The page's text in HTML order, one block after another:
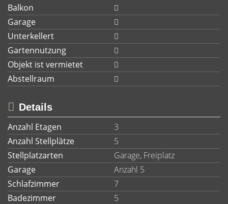
Balkon
Garage
Unterkellert
Gartennutzung
Objekt ist vermietet
Abstellraum
Details
Anzahl Etagen
3
Anzahl Stellplätze
5
Stellplatzarten
Garage, Freiplatz
Garage
Anzahl 5
Schlafzimmer
7
Badezimmer
5